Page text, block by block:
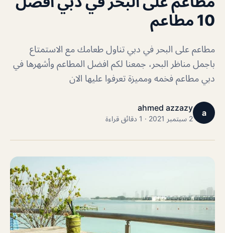
10 مطاعم
مطاعم على البحر في دبي تناول طعامك مع الاستمتاع
باجمل مناظر البحر، جمعنا لكم افضل المطاعم وأشهرها في
دبي مطاعم فخمه ومميزة تعرفوا عليها الان
a
ahmed azzazy
2 سبتمبر 2021 · 1 دقائق قراءة